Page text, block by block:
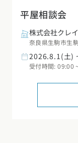
平屋相談会
株式会社クレ
奈良県生駒市生
2026.8.1(土)
受付時間: 09:00